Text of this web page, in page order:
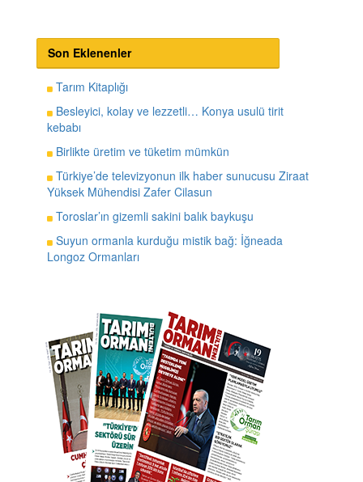
Son Eklenenler
Tarım Kitaplığı
Besleyici, kolay ve lezzetli… Konya usulü tirit
kebabı
Birlikte üretim ve tüketim mümkün
Türkiye’de televizyonun ilk haber sunucusu Ziraat
Yüksek Mühendisi Zafer Cilasun
Toroslar’ın gizemli sakini balık baykuşu
Suyun ormanla kurduğu mistik bağ: İğneada
Longoz Ormanları